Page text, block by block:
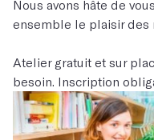
Nous avons hâte de
ensemble le plaisir des
Atelier gratuit et sur
besoin. Inscription